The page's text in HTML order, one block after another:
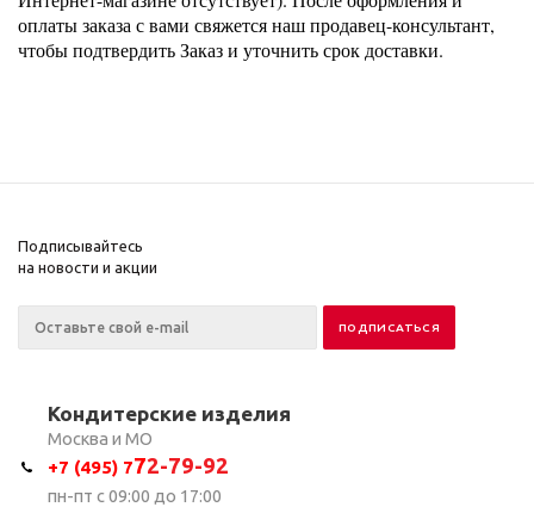
оплаты заказа с вами свяжется наш продавец-консультант,
чтобы подтвердить Заказ и уточнить срок доставки.
Подписывайтесь
на новости и акции
Кондитерские изделия
Москва и МО
+7 (495) 772-79-92
пн-пт с 09:00 до 17:00